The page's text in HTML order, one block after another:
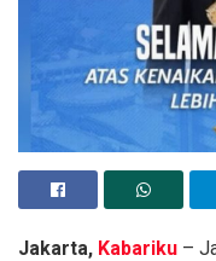
Jakarta, Kabariku –